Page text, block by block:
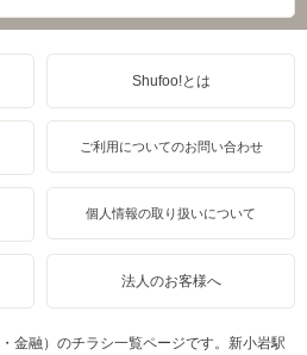
Shufoo!とは
ご利用についてのお問い合わせ
個人情報の取り扱いについて
法人のお客様へ
金融）のチラシ一覧ページです。新小岩駅